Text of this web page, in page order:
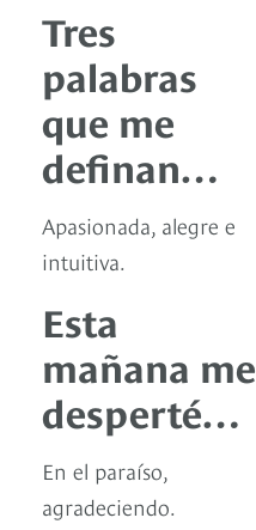
Tres
palabras
que me
definan…
Apasionada, alegre e
intuitiva.
Esta
mañana me
desperté…
En el paraíso,
agradeciendo.